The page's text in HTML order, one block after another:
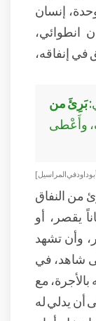
إنسان
انطوائي،
في إنفاقه،
بَرِئَ من
وأَعْطى
داود في المراسيل ]
من النفاق
يقصر، أو
وأن تشهد
شاهد، في
مع
أن يدلي له